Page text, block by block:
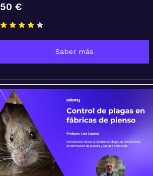
50 €
Saber más